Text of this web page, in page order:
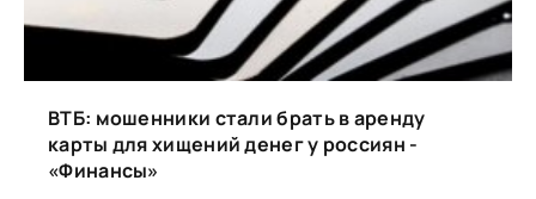
ВТБ: мошенники стали брать в аренду
карты для хищений денег у россиян -
«Финансы»